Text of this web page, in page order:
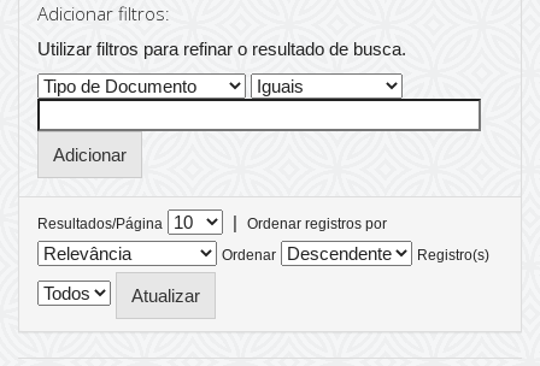
Adicionar filtros:
Utilizar filtros para refinar o resultado de busca.
Resultados/Página |
Ordenar registros por
Ordenar
Registro(s)